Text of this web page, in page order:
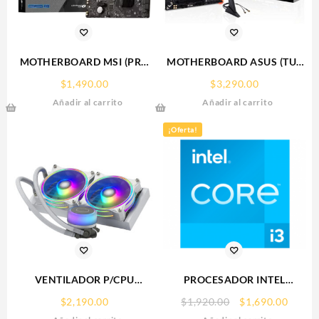
MOTHERBOARD MSI (PRO
1700, 2*DDR4 3200MHZ,
1*HDMI, 1*VGA, MICRO ATX
$1,490.00
Añadir al carrito
MOTHERBOARD ASUS (TUF
II) SOCKET
AM4,4*DDR4,HDMI,DP,PCIE-
4.0,WIFI6,MICRO ATX
$3,290.00
Añadir al carrito
VENTILADOR P/CPU
COOLER MASTER (MLX-
D24M-A18PW-R1)
$2,190.00
¡Oferta!
PROCESADOR INTEL
(BX8071512100F) CORE I3-
12100F S-1700 4CORES
$1,920.00
Original
price
$1,690.00